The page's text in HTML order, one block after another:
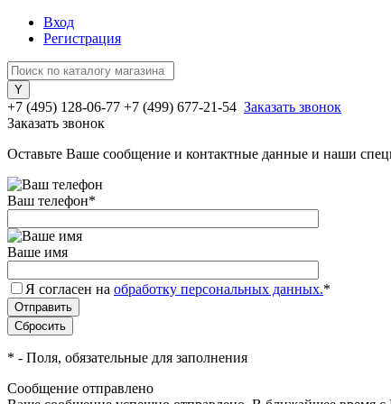
Вход
Регистрация
+7 (495) 128-06-77 +7 (499) 677-21-54 Заказать звонок
Заказать звонок
Оставьте Ваше сообщение и контактные данные и наши
Ваш телефон*
Ваше имя
Я согласен на обработку персональных данных.*
* - Поля, обязательные для заполнения
Сообщение отправлено